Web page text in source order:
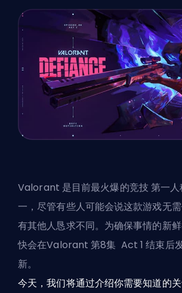
Valorant 是目前最火爆的竞技 第一
一，尽管有些人可能会说这款游戏无
有其他人恳求不同。为确保事情的新鲜
快会在Valorant 第8集 Act1 结束后
新。
今天，我们将通过介绍你需要知道的